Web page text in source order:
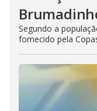
Segundo a
fornecido pela